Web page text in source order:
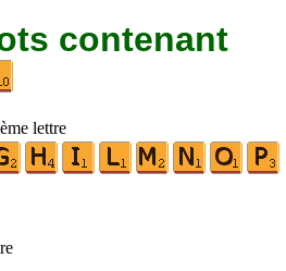
contenant
lettre